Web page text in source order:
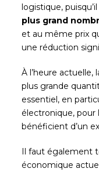
logistique,
plus grand
et au même prix
une réduction
À l’heure actuelle,
plus grande
essentiel, en
électronique, pour
bénéficient d’un
Il faut également
économique